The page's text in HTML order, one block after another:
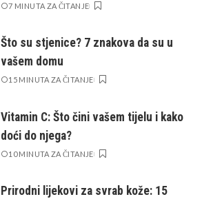
7 MINUTA ZA ČITANJE
Što su stjenice? 7 znakova da su u
vašem domu
15 MINUTA ZA ČITANJE
Vitamin C: Što čini vašem tijelu i kako
doći do njega?
10 MINUTA ZA ČITANJE
Prirodni lijekovi za svrab kože: 15